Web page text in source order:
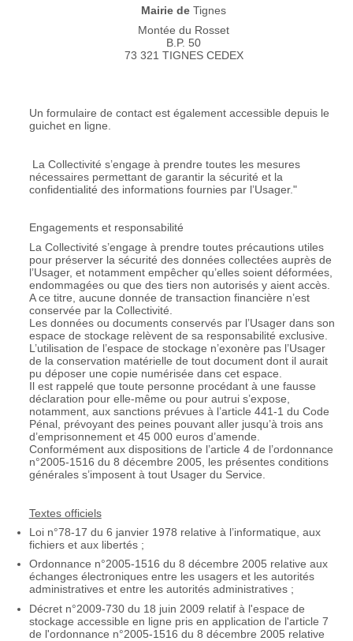
Mairie de Tignes
Montée du Rosset
B.P. 50
73 321 TIGNES CEDEX
Un formulaire de contact est également accessible depuis le
guichet en ligne.
La Collectivité s’engage à prendre toutes les mesures
nécessaires permettant de garantir la sécurité et la
confidentialité des informations fournies par l’Usager."
Engagements et responsabilité
La Collectivité s’engage à prendre toutes précautions utiles
pour préserver la sécurité des données collectées auprès de
l’Usager, et notamment empêcher qu’elles soient déformées,
endommagées ou que des tiers non autorisés y aient accès.
A ce titre, aucune donnée de transaction financière n’est
conservée par la Collectivité.
Les données ou documents conservés par l’Usager dans son
espace de stockage relèvent de sa responsabilité exclusive.
L’utilisation de l’espace de stockage n’exonère pas l’Usager
de la conservation matérielle de tout document dont il aurait
pu déposer une copie numérisée dans cet espace.
Il est rappelé que toute personne procédant à une fausse
déclaration pour elle-même ou pour autrui s’expose,
notamment, aux sanctions prévues à l’article 441-1 du Code
Pénal, prévoyant des peines pouvant aller jusqu’à trois ans
d’emprisonnement et 45 000 euros d’amende.
Conformément aux dispositions de l’article 4 de l’ordonnance
n°2005-1516 du 8 décembre 2005, les présentes conditions
générales s’imposent à tout Usager du Service.
Textes officiels
Loi n°78-17 du 6 janvier 1978 relative à l’informatique, aux
fichiers et aux libertés ;
Ordonnance n°2005-1516 du 8 décembre 2005 relative aux
échanges électroniques entre les usagers et les autorités
administratives et entre les autorités administratives ;
Décret n°2009-730 du 18 juin 2009 relatif à l'espace de
stockage accessible en ligne pris en application de l'article 7
de l'ordonnance n°2005-1516 du 8 décembre 2005 relative